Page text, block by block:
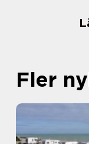
Fler